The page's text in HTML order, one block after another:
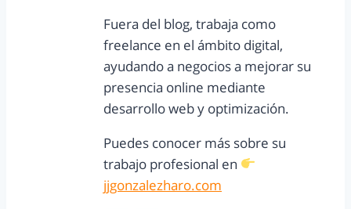
Fuera del blog, trabaja como
freelance en el ámbito digital,
ayudando a negocios a mejorar su
presencia online mediante
desarrollo web y optimización.
Puedes conocer más sobre su
trabajo profesional en
jjgonzalezharo.com